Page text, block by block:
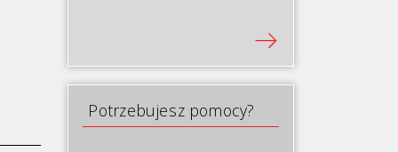
Potrzebujesz pomocy?